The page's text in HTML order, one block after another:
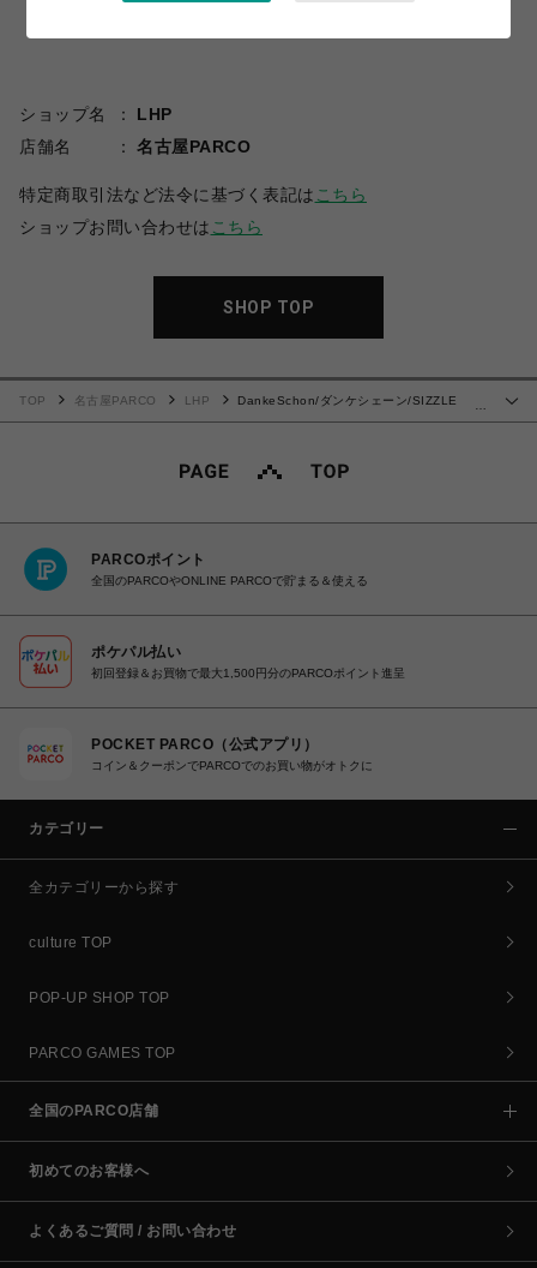
ショップ名
LHP
店舗名
名古屋PARCO
特定商取引法など法令に基づく表記は こちら
ショップお問い合わせは こちら
SHOP TOP
…
TOP 名古屋PARCO LHP
DankeSchon/ダンケシェーン/SIZZLE
PARCOポイント
全国のPARCOやONLINE PARCOで貯まる＆使える
ポケパル払い
初回登録＆お買物で最大1,500円分のPARCOポイント進呈
POCKET PARCO（公式アプリ）
コイン＆クーポンでPARCOでのお買い物がオトクに
カテゴリー
全カテゴリーから探す
culture TOP
POP-UP SHOP TOP
PARCO GAMES TOP
全国のPARCO店舗
初めてのお客様へ
よくあるご質問 / お問い合わせ